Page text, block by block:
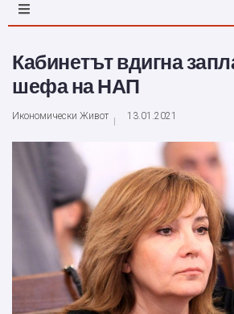
Кабинетът вдигна
шефа на НАП
Икономически Живот 13.01.2021